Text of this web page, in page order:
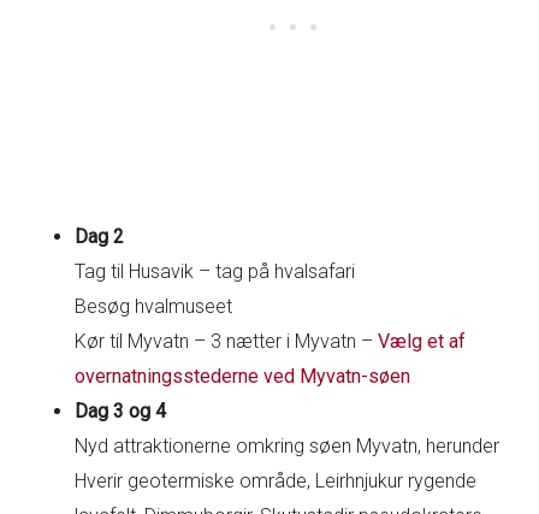
Dag 2
Tag til Husavik – tag på hvalsafari
Besøg hvalmuseet
Kør til Myvatn – 3 nætter i Myvatn –Vælg et af
overnatningsstederne ved Myvatn-søen
Dag 3 og 4
Nyd attraktionerne omkring søen Myvatn, herunder
Hverir geotermiske område, Leirhnjukur rygende